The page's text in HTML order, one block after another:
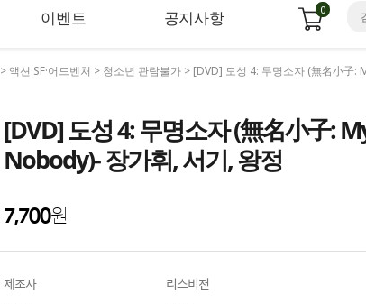
이벤트 공지사항 0
> 액션·SF·어드벤처 > 청소년 관람불가 > [DVD] 도성 4: 무명소자 (無名小子
[DVD] 도성 4: 무명소자 (無名小子:
Nobody)- 장가휘, 서기, 왕정
7,700원
제조사
리스비젼